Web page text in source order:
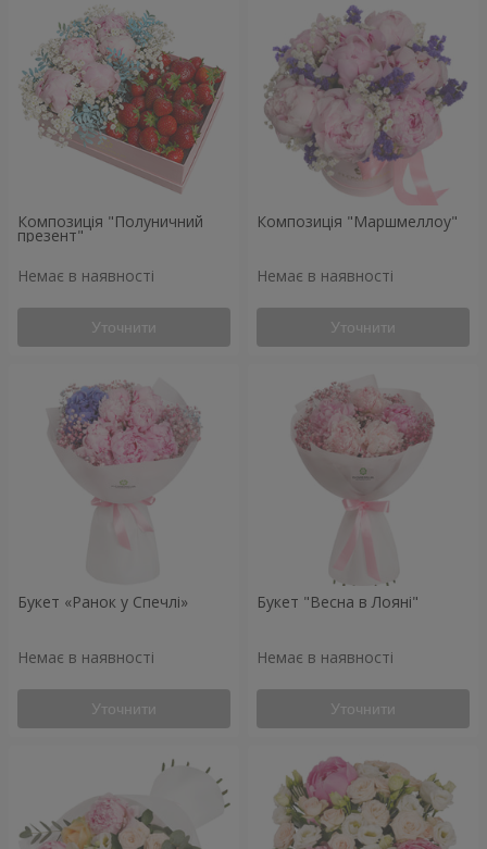
Композиція "Полуничний
презент"
Немає в наявності
Уточнити
Композиція "Маршмеллоу"
Немає в наявності
Уточнити
Букет «Ранок у Спечлі»
Немає в наявності
Уточнити
Букет "Весна в Лояні"
Немає в наявності
Уточнити